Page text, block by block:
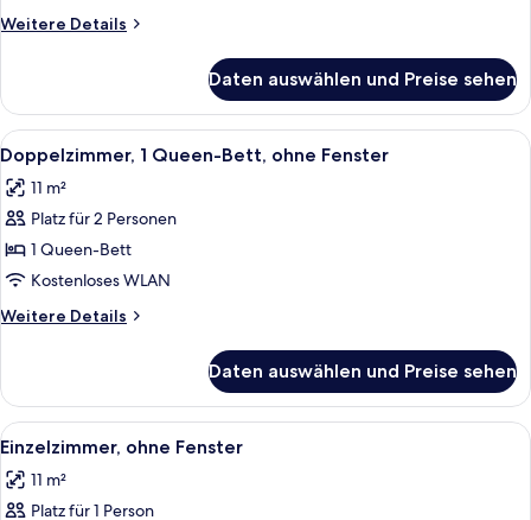
Weitere Details
Weitere
Zweibettzimmer
(Plus)
Daten auswählen und Preise sehen
Alle
Fotos
für
Doppelzimmer,
1
Queen-
Bett,
ohne
anzeigen
Ein Zimmer mit Bett, Schreibtisch,
8
Doppelzimmer, 1 Queen-Bett, ohne Fenster
11 m²
Platz für 2 Personen
1 Queen-Bett
Kostenloses WLAN
Weitere Details
Weitere
1
Queen-
Bett,
Fenster
Daten auswählen und Preise sehen
Alle
Fotos
für
Ein modernes Hotelzimmer mit
5
Einzelzimmer, ohne Fenster
11 m²
Platz für 1 Person